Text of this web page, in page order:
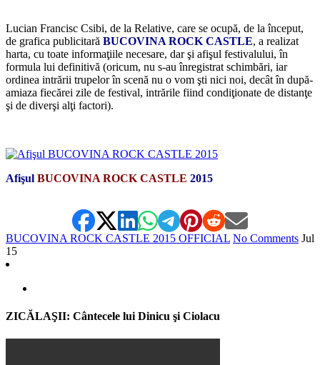
Lucian Francisc Csibi, de la Relative, care se ocupă, de la început,
de grafica publicitară BUCOVINA ROCK CASTLE, a realizat
harta, cu toate informaţiile necesare, dar şi afişul festivalului, în
formula lui definitivă (oricum, nu s-au înregistrat schimbări, iar
ordinea intrării trupelor în scenă nu o vom şti nici noi, decât în după-
amiaza fiecărei zile de festival, intrările fiind condiţionate de distanţe
şi de diverşi alţi factori).
Afişul BUCOVINA ROCK CASTLE 2015
BUCOVINA ROCK CASTLE 2015 OFFICIAL No Comments Jul
15
ZICĂLAŞII: Cântecele lui Dinicu şi Ciolacu